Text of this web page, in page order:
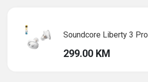
Soundcore Liberty 3 Pro
299.00 KM